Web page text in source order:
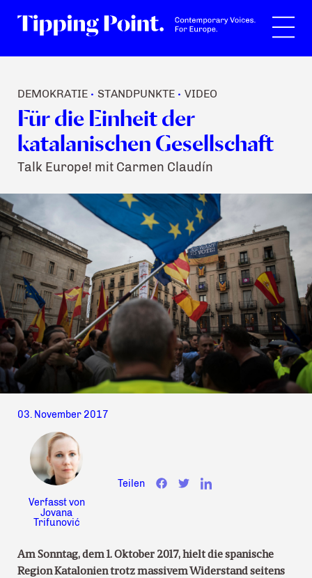
DEMOKRATIE • STANDPUNKTE • VIDEO
Für die Einheit der
katalanischen Gesellschaft
Talk Europe! mit Carmen Claudín
03. November 2017
Verfasst von
Jovana
Trifunović
Teilen
Am Sonntag, dem 1. Oktober 2017, hielt die spanische
Region Katalonien trotz massivem Widerstand seitens